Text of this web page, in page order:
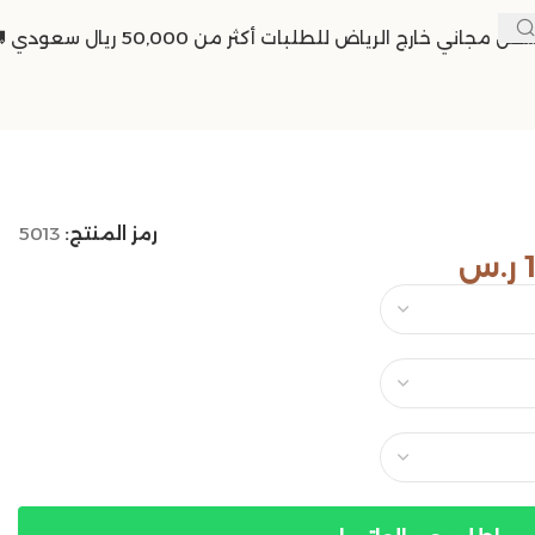
مجاني خارج الرياض للطلبات أكثر من 50,000 ريال سعودي 🚚
رمز المنتج: 5013
ر.س